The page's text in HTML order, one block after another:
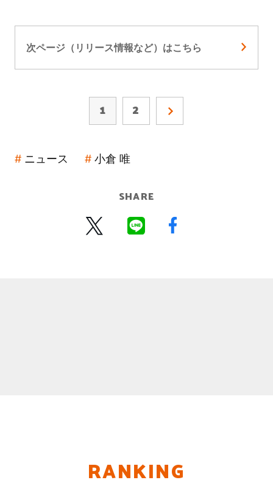
次ページ（リリース情報など）はこちら
1 2
ニュース 小倉 唯
SHARE
RANKING